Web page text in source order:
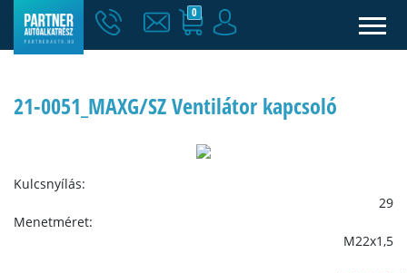
0
21-0051_MAXG/SZ Ventilátor kapcsoló
Kulcsnyílás:
29
Menetméret:
M22x1,5